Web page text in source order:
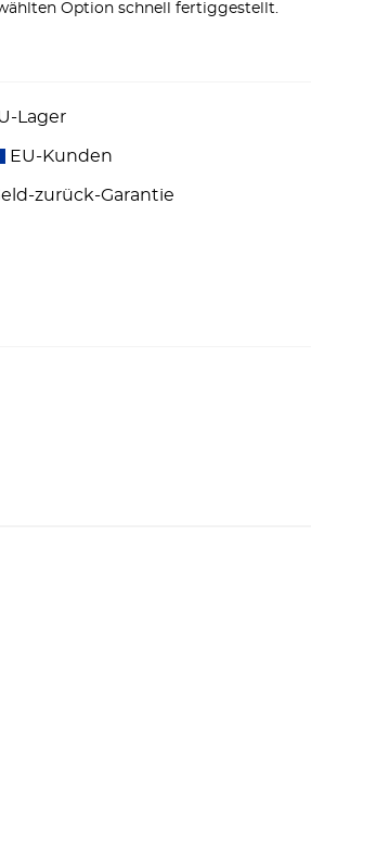
Option schnell fertiggestellt.
Lager
EU-Kunden
zurück-Garantie